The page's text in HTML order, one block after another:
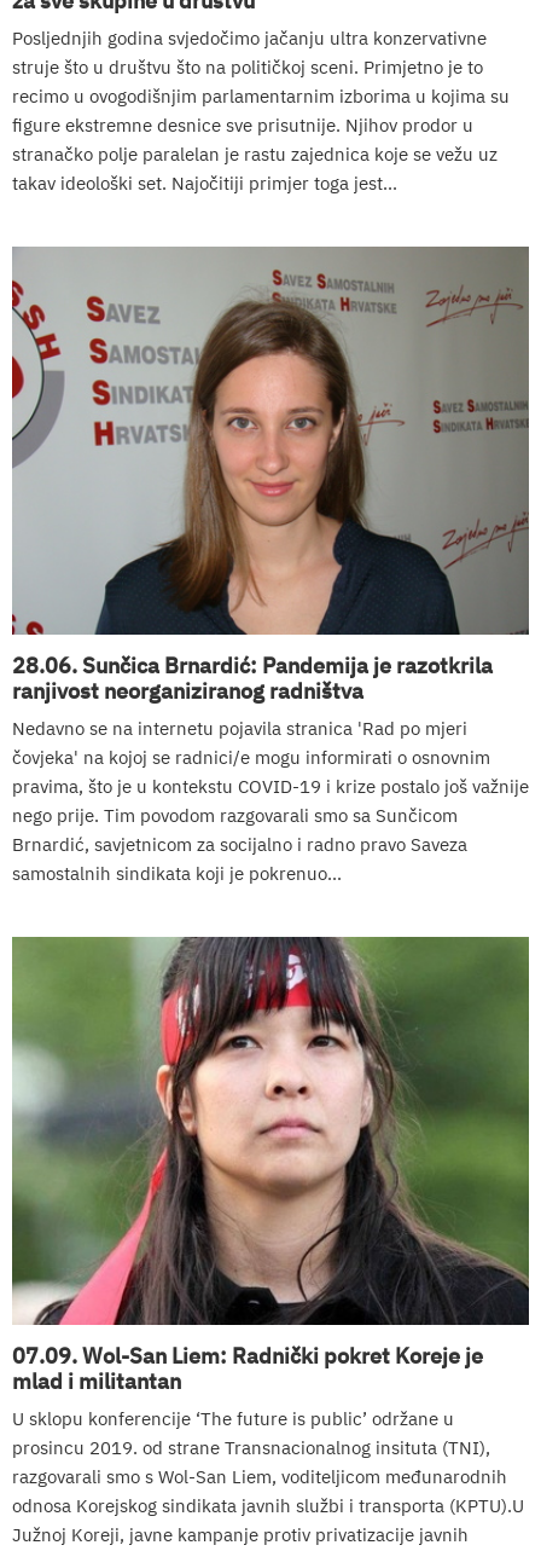
Posljednjih godina svjedočimo jačanju ultra konzervativne
struje što u društvu što na političkoj sceni. Primjetno je to
recimo u ovogodišnjim parlamentarnim izborima u kojima su
figure ekstremne desnice sve prisutnije. Njihov prodor u
stranačko polje paralelan je rastu zajednica koje se vežu uz
takav ideološki set. Najočitiji primjer toga jest...
28.06. Sunčica Brnardić: Pandemija je razotkrila
ranjivost neorganiziranog radništva
Nedavno se na internetu pojavila stranica 'Rad po mjeri
čovjeka' na kojoj se radnici/e mogu informirati o osnovnim
pravima, što je u kontekstu COVID-19 i krize postalo još važnije
nego prije. Tim povodom razgovarali smo sa Sunčicom
Brnardić, savjetnicom za socijalno i radno pravo Saveza
samostalnih sindikata koji je pokrenuo...
07.09. Wol-San Liem: Radnički pokret Koreje je
mlad i militantan
U sklopu konferencije ‘The future is public’ održane u
prosincu 2019. od strane Transnacionalnog insituta (TNI),
razgovarali smo s Wol-San Liem, voditeljicom međunarodnih
odnosa Korejskog sindikata javnih službi i transporta (KPTU).U
Južnoj Koreji, javne kampanje protiv privatizacije javnih